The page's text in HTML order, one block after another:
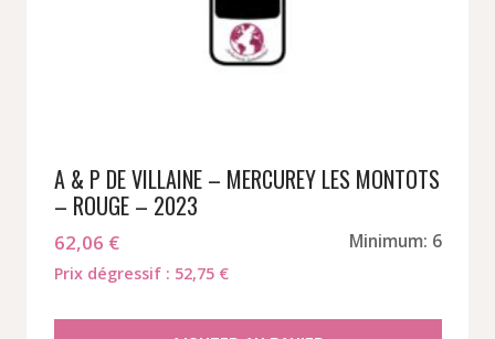
A & P DE VILLAINE – MERCUREY LES MONTOTS
– ROUGE – 2023
62,06 € Minimum: 6
Prix dégressif : 52,75 €